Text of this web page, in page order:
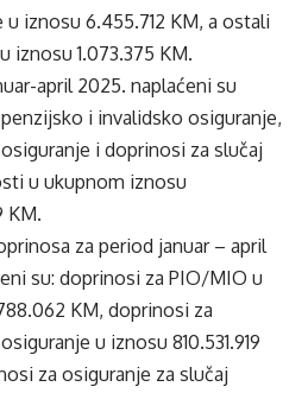
u iznosu 6.455.712 KM, a ostali
iznosu 1.073.375 KM.
april 2025. naplaćeni su
i invalidsko osiguranje,
i doprinosi za slučaj
u ukupnom iznosu
KM.
za period januar – april
su: doprinosi za PIO/MIO u
KM, doprinosi za
u iznosu 810.531.919
za osiguranje za slučaj